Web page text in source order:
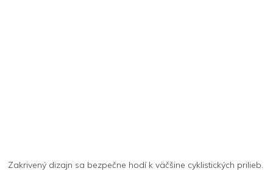
Zakrivený dizajn sa bezpečne hodí k väčšine cyklistických prilieb.